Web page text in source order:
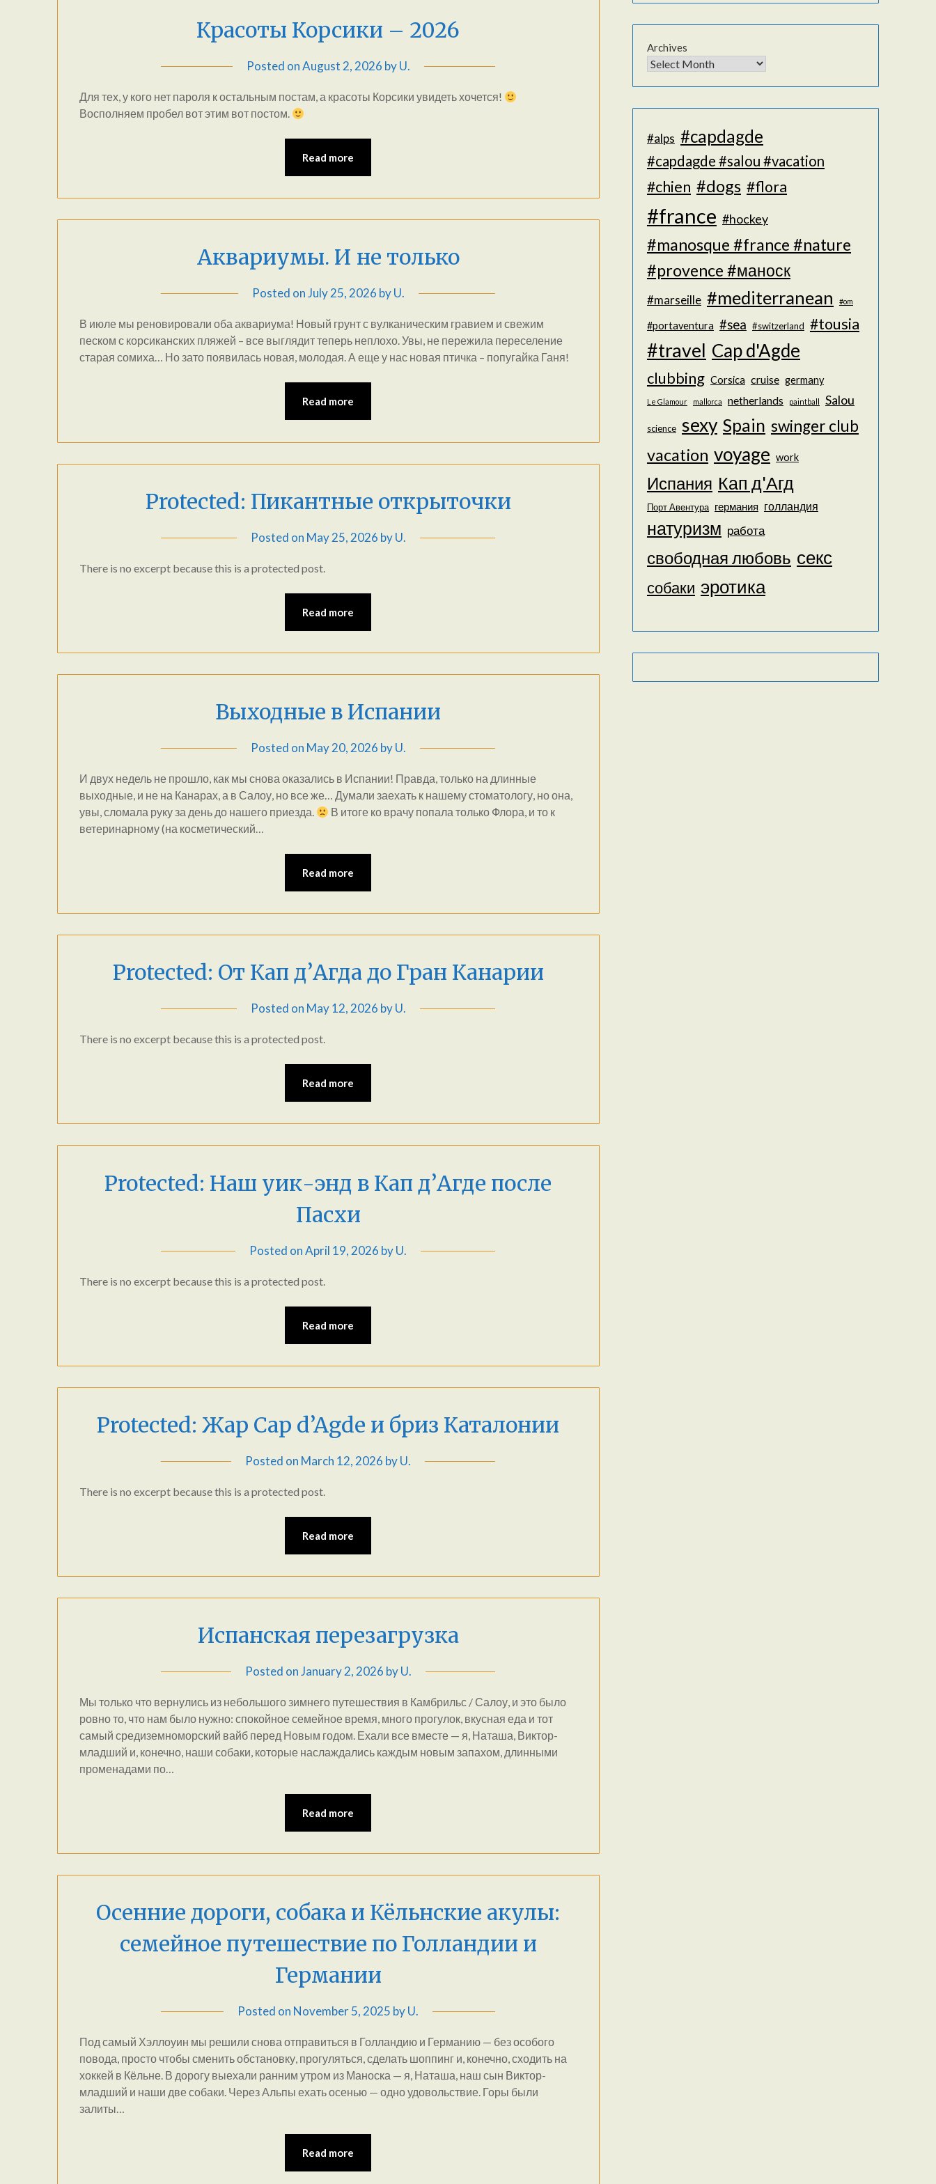
Красоты Корсики – 2026
Posted onAugust 2, 2026 byU.
Для тех, у кого нет пароля к остальным постам, а красоты Корсики увидеть хочется!
Восполняем пробел вот этим вот постом.
Read more
Аквариумы. И не только
Posted onJuly 25, 2026 byU.
В июле мы реновировали оба аквариума! Новый грунт с вулканическим гравием и свежим
песком с корсиканских пляжей – все выглядит теперь неплохо. Увы, не пережила переселение
старая сомиха… Но зато появилась новая, молодая. А еще у нас новая птичка – попугайка Ганя!
Read more
Protected: Пикантные открыточки
Posted on May 25, 2026 byU.
There is no excerpt because this is a protected post.
Read more
Выходные в Испании
Posted on May 20, 2026 byU.
И двух недель не прошло, как мы снова оказались в Испании! Правда, только на длинные
выходные, и не на Канарах, а в Салоу, но все же… Думали заехать к нашему стоматологу, но она,
увы, сломала руку за день до нашего приезда.
В итоге ко врачу попала только Флора, и то к
ветеринарному (на косметический…
Read more
Protected: От Кап д’Агда до Гран Канарии
Posted on May 12, 2026 byU.
There is no excerpt because this is a protected post.
Read more
Protected: Наш уик-энд в Кап д’Агдe после
Пасхи
Posted onApril 19, 2026 byU.
There is no excerpt because this is a protected post.
Read more
Protected: Жар Cap d’Agde и бриз Каталонии
Posted on March 12, 2026 byU.
There is no excerpt because this is a protected post.
Read more
Испанская перезагрузка
Posted onJanuary 2, 2026 byU.
Мы только что вернулись из небольшого зимнего путешествия в Камбрильс / Салоу, и это было
ровно то, что нам было нужно: спокойное семейное время, много прогулок, вкусная еда и тот
самый средиземноморский вайб перед Новым годом. Ехали все вместе — я, Наташа, Виктор-
младший и, конечно, наши собаки, которые наслаждались каждым новым запахом, длинными
променадами по…
Read more
Осенние дороги, собака и Кёльнские акулы:
семейное путешествие по Голландии и
Германии
Posted on November 5, 2025 byU.
Под самый Хэллоуин мы решили снова отправиться в Голландию и Германию — без особого
повода, просто чтобы сменить обстановку, прогуляться, сделать шоппинг и, конечно, сходить на
хоккей в Кёльне. В дорогу выехали ранним утром из Маноска — я, Наташа, наш сын Виктор-
младший и наши две собаки. Через Альпы ехать осенью — одно удовольствие. Горы были
залиты…
Read more
Archives
#alps #capdagde
#capdagde #salou #vacation
#chien #dogs #flora
#france #hockey
#manosque #france #nature
#provence #маноск
#marseille #mediterranean #om
#portaventura #sea #switzerland #tousia
#travel Cap d'Agde
clubbing Corsica cruise germany
Le Glamour mallorca netherlands paintball Salou
science sexy Spain swinger club
vacation voyage work
Испания Кап д'Агд
Порт Авентура германия голландия
натуризм работа
свободная любовь секс
собаки эротика